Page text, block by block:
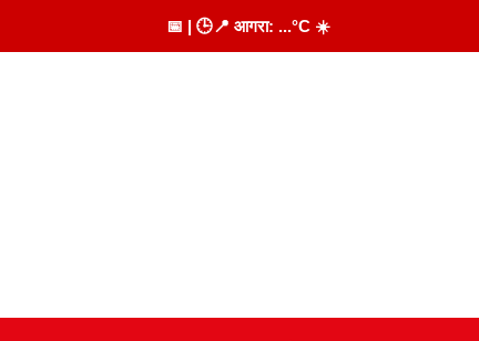
📅 | 🕒📍 आगरा: ...°C ☀️